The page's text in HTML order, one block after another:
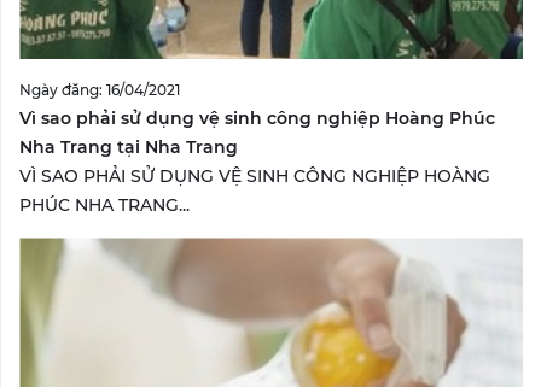
Ngày đăng: 16/04/2021
Vì sao phải sử dụng vệ sinh công nghiệp Hoàng Phúc
Nha Trang tại Nha Trang
VÌ SAO PHẢI SỬ DỤNG VỆ SINH CÔNG NGHIỆP HOÀNG
PHÚC NHA TRANG...